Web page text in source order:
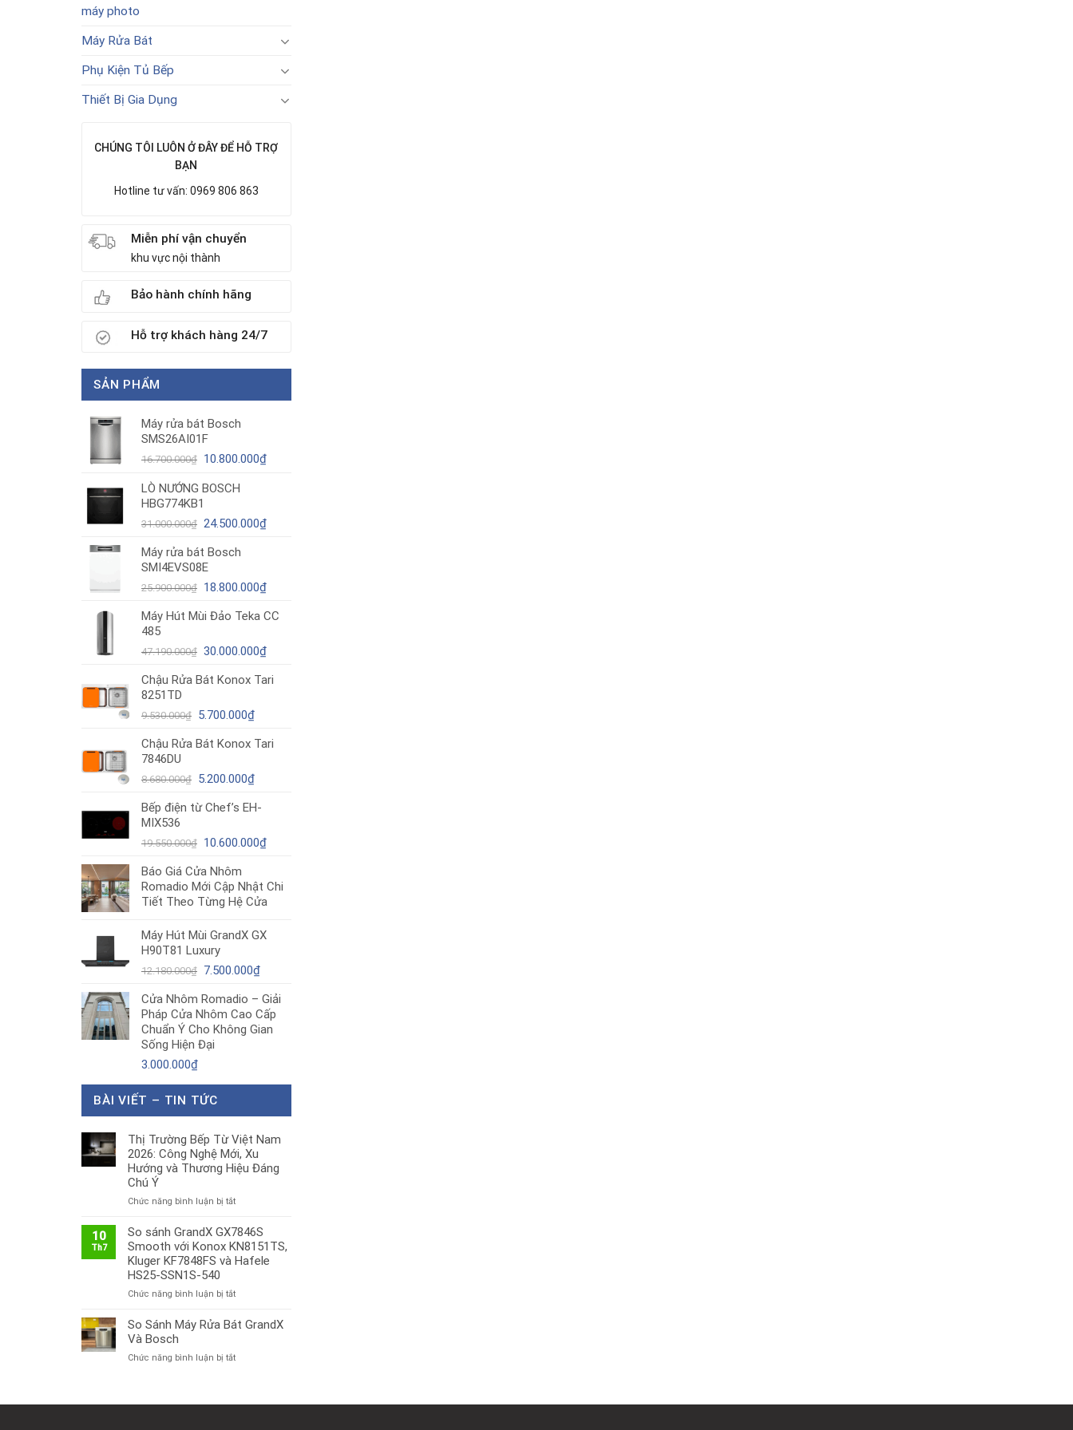
máy photo
Máy Rửa Bát
Phụ Kiện Tủ Bếp
Thiết Bị Gia Dụng
CHÚNG TÔI LUÔN Ở ĐÂY ĐỂ HỖ TRỢ
BẠN
Hotline tư vấn: 0969 806 863
Miễn phí vận chuyển
khu vực nội thành
Bảo hành chính hãng
Hỗ trợ khách hàng 24/7
SẢN PHẨM
Máy rửa bát Bosch
SMS26AI01F
16.700.000₫ Giá
là:
10.800.000₫Giá
10.800.000₫.
LÒ NƯỚNG BOSCH
HBG774KB1
31.000.000₫ Giá
là:
31.000.000₫.
24.500.000₫Giá
24.500.000₫.
Máy rửa bát Bosch
SMI4EVS08E
25.900.000₫ Giá
là:
18.800.000₫Giá
tại
18.800.000₫.
Máy Hút Mùi Đảo Teka CC
485
47.190.000₫ Giá
là:
30.000.000₫Giá
tại
Chậu Rửa Bát Konox Tari
8251TD
9.530.000₫ Giá
là:
5.700.000₫Giá
tại
5.700.000₫.
Chậu Rửa Bát Konox Tari
7846DU
8.680.000₫ Giá
là:
5.200.000₫Giá
tại
5.200.000₫.
Bếp điện từ Chef’s EH-
MIX536
19.550.000₫ Giá
là:
19.550.000₫.
10.600.000₫Giá
là:
10.600.000₫.
Báo Giá Cửa Nhôm
Romadio Mới Cập Nhật Chi
Tiết Theo Từng Hệ Cửa
Máy Hút Mùi GrandX GX
H90T81 Luxury
12.180.000₫ Giá
là:
12.180.000₫.
7.500.000₫Giá
tại
là:
7.500.000₫.
Cửa Nhôm Romadio – Giải
Pháp Cửa Nhôm Cao Cấp
Chuẩn Ý Cho Không Gian
Sống Hiện Đại
3.000.000₫
BÀI VIẾT – TIN TỨC
Thị Trường Bếp Từ Việt Nam
2026: Công Nghệ Mới, Xu
Hướng và Thương Hiệu Đáng
Chú Ý
Chức năng bình luận bị tắtở
Trường
Bếp
Từ
2026:
Nghệ
Hướng
Hiệu
10
Th7
So sánh GrandX GX7846S
Smooth với Konox KN8151TS,
Kluger KF7848FS và Hafele
HS25-SSN1S-540
Chức năng bình luận bị tắtở
sánh
Smooth
So Sánh Máy Rửa Bát GrandX
Và Bosch
Chức năng bình luận bị tắtở